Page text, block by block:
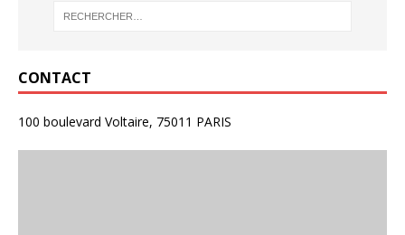
CONTACT
100 boulevard Voltaire, 75011 PARIS